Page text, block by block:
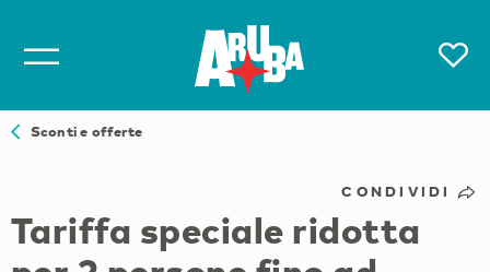
Sconti e offerte
CONDIVIDI
Tariffa speciale ridotta